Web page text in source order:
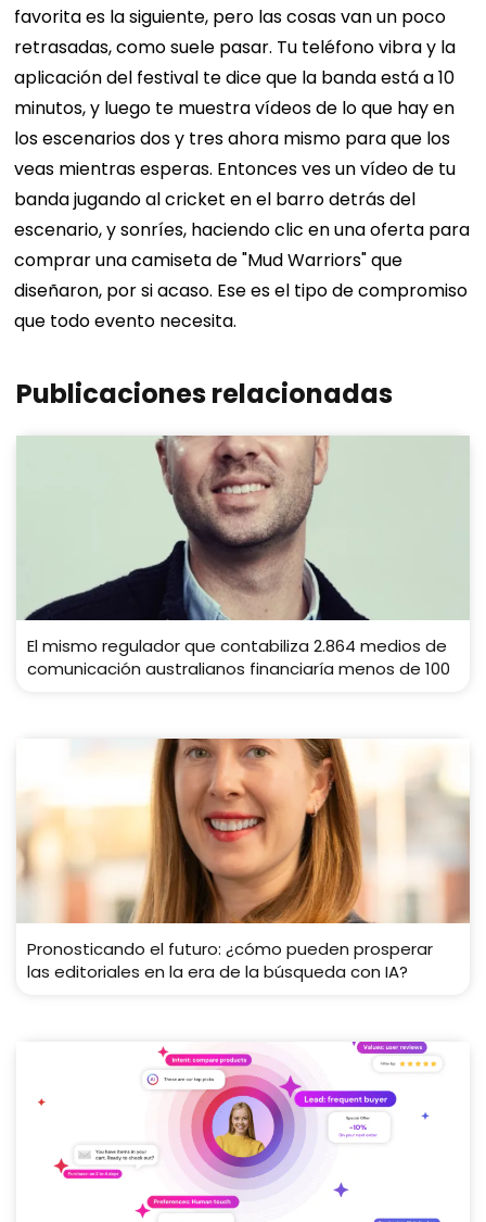
favorita es la siguiente, pero las cosas van un poco
retrasadas, como suele pasar. Tu teléfono vibra y la
aplicación del festival te dice que la banda está a 10
minutos, y luego te muestra vídeos de lo que hay en
los escenarios dos y tres ahora mismo para que los
veas mientras esperas. Entonces ves un vídeo de tu
banda jugando al cricket en el barro detrás del
escenario, y sonríes, haciendo clic en una oferta para
comprar una camiseta de "Mud Warriors" que
diseñaron, por si acaso. Ese es el tipo de compromiso
que todo evento necesita.
Publicaciones relacionadas
El mismo regulador que contabiliza 2.864 medios de
comunicación australianos financiaría menos de 100
Pronosticando el futuro: ¿cómo pueden prosperar
las editoriales en la era de la búsqueda con IA?